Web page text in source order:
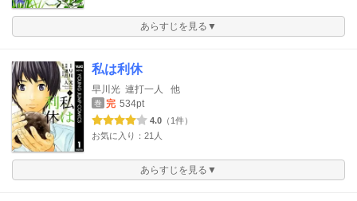
あらすじを見る▼
私は利休
早川光 連打一人 他
巻 完 534pt
4.0 （1件）
お気に入り：21人
あらすじを見る▼